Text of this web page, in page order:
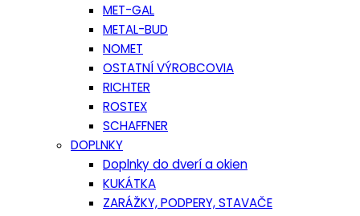
MET-GAL
METAL-BUD
NOMET
OSTATNÍ VÝROBCOVIA
RICHTER
ROSTEX
SCHAFFNER
DOPLNKY
Doplnky do dverí a okien
KUKÁTKA
ZARÁŽKY, PODPERY, STAVAČE